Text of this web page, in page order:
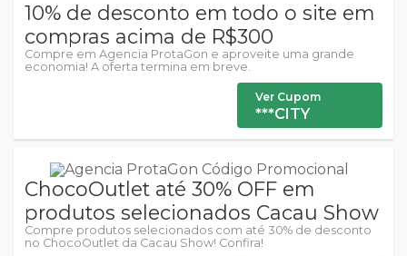
10% de desconto em todo o site em
compras acima de R$300
Compre em Agencia ProtaGon e aproveite uma grande
economia! A oferta termina em breve.
Ver Cupom
***CITY
ChocoOutlet até 30% OFF em
produtos selecionados Cacau Show
Compre produtos selecionados com até 30% de desconto
no ChocoOutlet da Cacau Show! Confira!